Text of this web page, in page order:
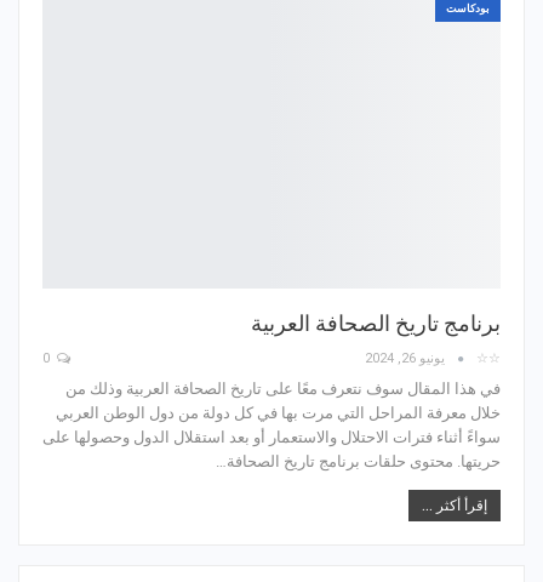
بودكاست
برنامج تاريخ الصحافة العربية
☆☆ يونيو 26, 2024
في هذا المقال سوف نتعرف معًا على تاريخ الصحافة العربية وذلك من
خلال معرفة المراحل التي مرت بها في كل دولة من دول الوطن العربي
سواءً أثناء فترات الاحتلال والاستعمار أو بعد استقلال الدول وحصولها على
حريتها. محتوى حلقات برنامج تاريخ الصحافة…
إقرأ أكثر ...